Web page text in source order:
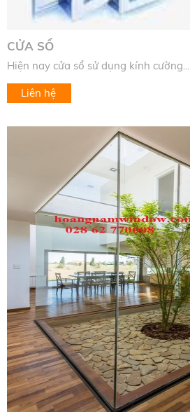
CỬA SỔ
Hiện nay cửa sổ sử dụng kính cường...
Liên hệ